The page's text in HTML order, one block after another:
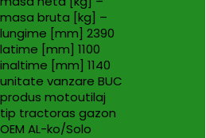
masa bruta [kg] –
lungime [mm] 2390
latime [mm] 1100
inaltime [mm] 1140
unitate vanzare BUC
produs motoutilaj
tip tractoras gazon
OEM AL-ko/Solo